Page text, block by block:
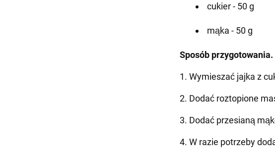
cukier - 50 g
mąka - 50 g
Sposób przygotowania.
1. Wymieszać jajka z
2. Dodać roztopione
3. Dodać przesianą
4. W razie potrzeby